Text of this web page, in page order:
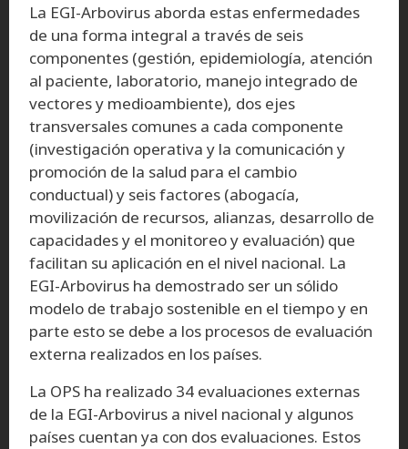
La EGI-Arbovirus aborda estas enfermedades
de una forma integral a través de seis
componentes (gestión, epidemiología, atención
al paciente, laboratorio, manejo integrado de
vectores y medioambiente), dos ejes
transversales comunes a cada componente
(investigación operativa y la comunicación y
promoción de la salud para el cambio
conductual) y seis factores (abogacía,
movilización de recursos, alianzas, desarrollo de
capacidades y el monitoreo y evaluación) que
facilitan su aplicación en el nivel nacional. La
EGI-Arbovirus ha demostrado ser un sólido
modelo de trabajo sostenible en el tiempo y en
parte esto se debe a los procesos de evaluación
externa realizados en los países.
La OPS ha realizado 34 evaluaciones externas
de la EGI-Arbovirus a nivel nacional y algunos
países cuentan ya con dos evaluaciones. Estos